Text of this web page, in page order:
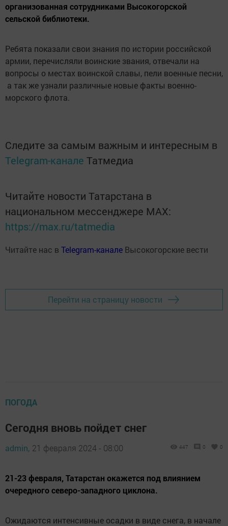
организованная сотрудниками Высокогорской
сельской библиотеки.
Ребята показали свои знания по истории российской
армии, перечисляли воинские звания, отвечали на
вопросы о местах воинской славы, пели военные песни,
а так же узнали различные новые факты военно-
морского флота.
Следите за самым важным и интересным в
Telegram-канале Татмедиа
Читайте новости Татарстана в
национальном мессенджере MАХ:
https://max.ru/tatmedia
Читайте нас в Telegram-канале Высокогорские вести
Перейти на страницу новости
ПОГОДА
Сегодня вновь пойдет снег
admin, 21 февраля 2024 - 08:00 447 0 0
21-23 февраля, Татарстан окажется под влиянием
очередного северо-западного циклона.
Ожидаются интенсивные осадки в виде снега, в начале